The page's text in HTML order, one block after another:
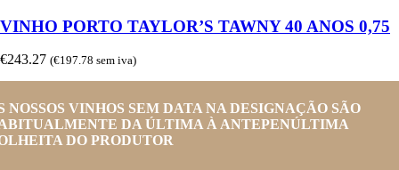
VINHO PORTO TAYLOR’S TAWNY 40 ANOS 0,75
€243.27 (€197.78 sem iva)
NOSSOS VINHOS SEM DATA NA DESIGNAÇÃO SÃO
DA ÚLTIMA À ANTEPENÚLTIMA
DO PRODUTOR